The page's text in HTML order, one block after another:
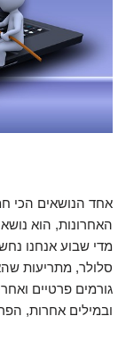
אחד הנושאים הכי
האחרונות, הוא
מדי שבוע אנחנו
סלולר, מתריעות
גורמים פרטיים
ובמילים אחרות,